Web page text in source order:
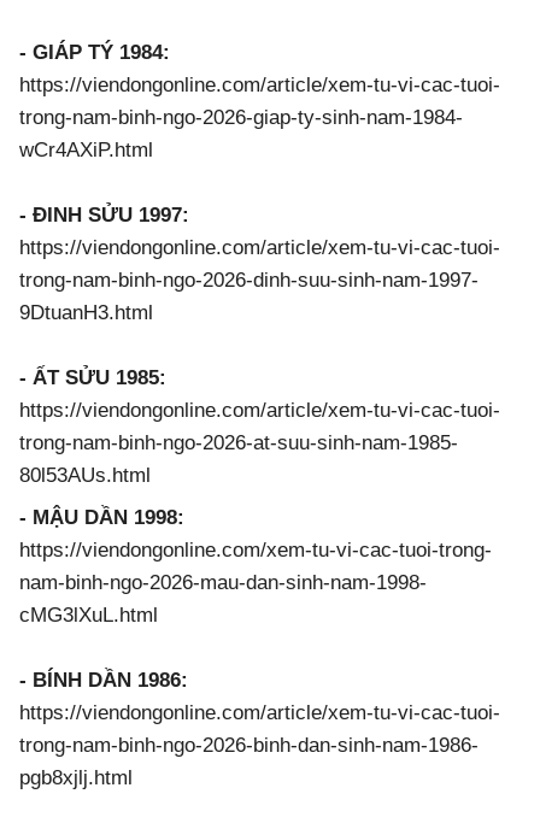
- GIÁP TÝ 1984:
https://viendongonline.com/article/xem-tu-vi-cac-tuoi-
trong-nam-binh-ngo-2026-giap-ty-sinh-nam-1984-
wCr4AXiP.html
- ĐINH SỬU 1997:
https://viendongonline.com/article/xem-tu-vi-cac-tuoi-
trong-nam-binh-ngo-2026-dinh-suu-sinh-nam-1997-
9DtuanH3.html
- ẤT SỬU 1985:
https://viendongonline.com/article/xem-tu-vi-cac-tuoi-
trong-nam-binh-ngo-2026-at-suu-sinh-nam-1985-
80l53AUs.html
- MẬU DẦN 1998:
https://viendongonline.com/xem-tu-vi-cac-tuoi-trong-
nam-binh-ngo-2026-mau-dan-sinh-nam-1998-
cMG3lXuL.html
- BÍNH DẦN 1986:
https://viendongonline.com/article/xem-tu-vi-cac-tuoi-
trong-nam-binh-ngo-2026-binh-dan-sinh-nam-1986-
pgb8xjlj.html